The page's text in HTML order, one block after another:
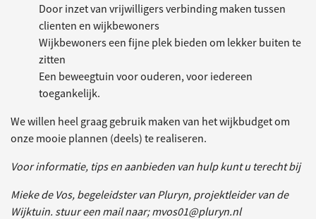
Door inzet van vrijwilligers verbinding maken tussen
clienten en wijkbewoners
Wijkbewoners een fijne plek bieden om lekker buiten te
zitten
Een beweegtuin voor ouderen, voor iedereen
toegankelijk.
We willen heel graag gebruik maken van het wijkbudget om
onze mooie plannen (deels) te realiseren.
Voor informatie, tips en aanbieden van hulp kunt u terecht bij
Mieke de Vos, begeleidster van Pluryn, projektleider van de
Wijktuin. stuur een mail naar; mvos01@pluryn.nl